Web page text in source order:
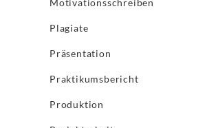
Motivationsschreiben
Plagiate
Präsentation
Praktikumsbericht
Produktion